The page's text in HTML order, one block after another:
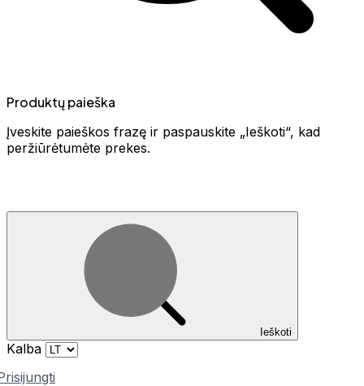
Produktų paieška
Įveskite paieškos frazę ir paspauskite „Ieškoti“, kad
peržiūrėtumėte prekes.
Ieškoti
Kalba